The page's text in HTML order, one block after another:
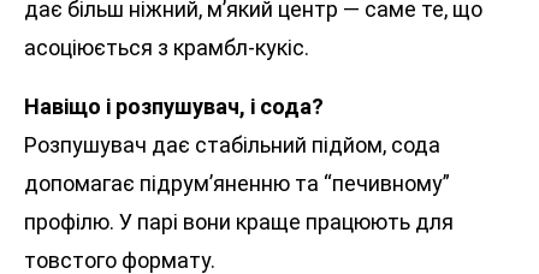
дає більш ніжний, м’який центр — саме те, що
асоціюється з крамбл-кукіс.
Навіщо і розпушувач, і сода?
Розпушувач дає стабільний підйом, сода
допомагає підрум’яненню та “печивному”
профілю. У парі вони краще працюють для
товстого формату.